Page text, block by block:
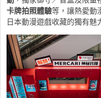
卡牌拍照體驗等，讓熱愛動
日本動漫遊戲收藏的獨有魅